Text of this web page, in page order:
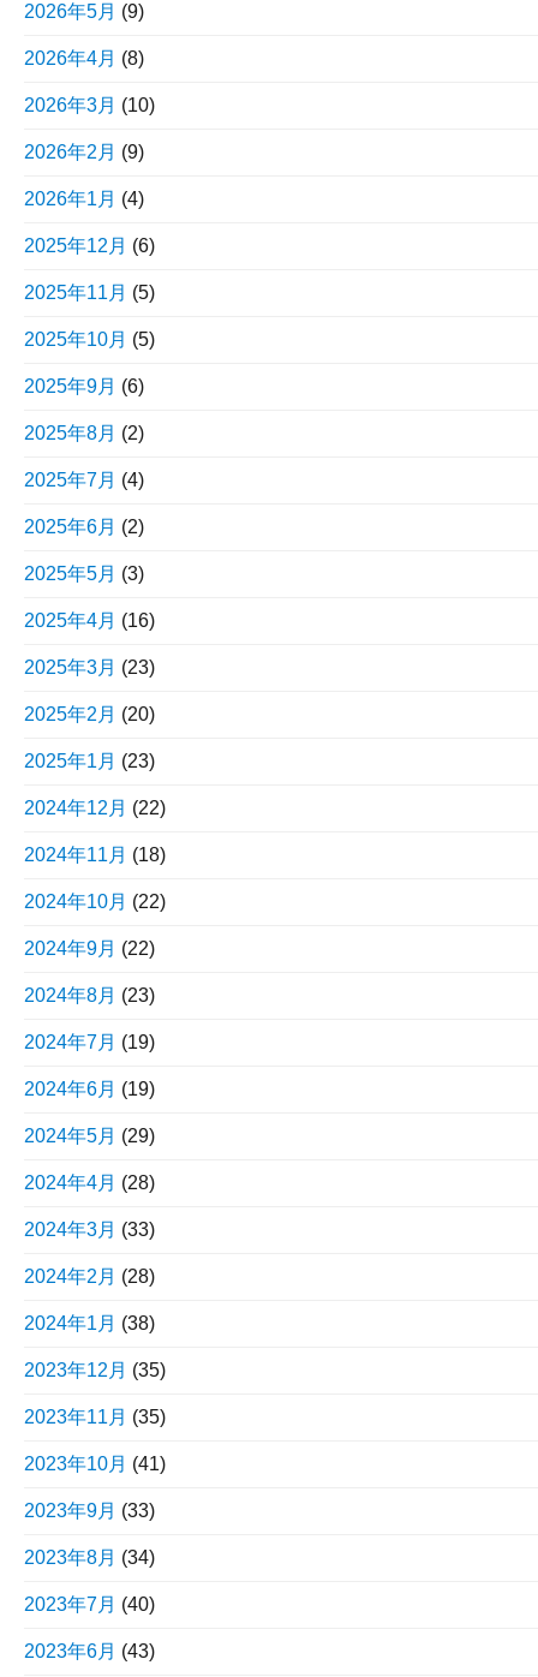
2026年5月 (9)
2026年4月 (8)
2026年3月 (10)
2026年2月 (9)
2026年1月 (4)
2025年12月 (6)
2025年11月 (5)
2025年10月 (5)
2025年9月 (6)
2025年8月 (2)
2025年7月 (4)
2025年6月 (2)
2025年5月 (3)
2025年4月 (16)
2025年3月 (23)
2025年2月 (20)
2025年1月 (23)
2024年12月 (22)
2024年11月 (18)
2024年10月 (22)
2024年9月 (22)
2024年8月 (23)
2024年7月 (19)
2024年6月 (19)
2024年5月 (29)
2024年4月 (28)
2024年3月 (33)
2024年2月 (28)
2024年1月 (38)
2023年12月 (35)
2023年11月 (35)
2023年10月 (41)
2023年9月 (33)
2023年8月 (34)
2023年7月 (40)
2023年6月 (43)